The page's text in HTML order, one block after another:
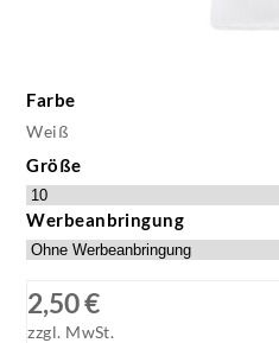
Farbe
Weiß
Größe
Werbeanbringung
2,50 €
zzgl. MwSt.